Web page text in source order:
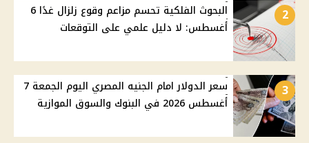
2
البحوث الفلكية تحسم مزاعم وقوع زلزال غدًا 6
أغسطس: لا دليل علمي على التوقعات
3
سعر الدولار امام الجنيه المصري اليوم الجمعة 7
أغسطس 2026 في البنوك والسوق الموازية